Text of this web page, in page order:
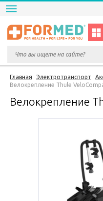
Главная Электротранспорт
Велокрепление Thule
Велокрепление